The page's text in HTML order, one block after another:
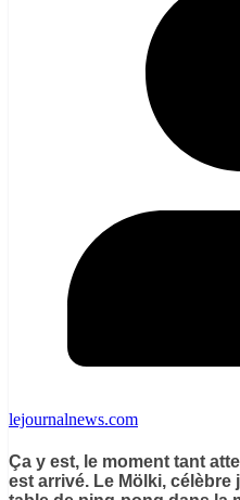
lejournalnews.com
Ça y est, le moment tant
est arrivé. Le Mölki, célèbre